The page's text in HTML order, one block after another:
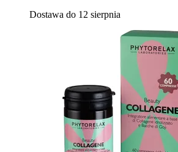
Dostawa do 12 sierpnia